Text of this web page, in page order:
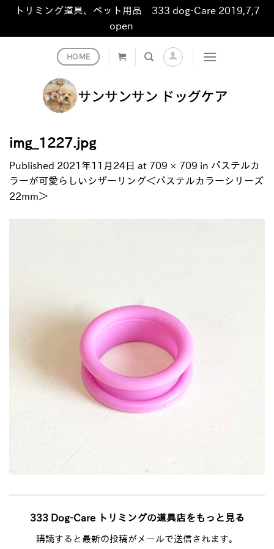
トリミング道具、ペット用品 333 dog-Care 2019,7,7
open
HOME
img_1227.jpg
Published 2021年11月24日 at 709 × 709 in パステルカ
ラーが可愛らしいシザーリング＜パステルカラーシリーズ
22mm＞
333 Dog-Care トリミングの道具店をもっと見る
購読すると最新の投稿がメールで送信されます。